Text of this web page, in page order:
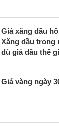
Giá xăng dầu
Xăng dầu trong
dù giá dầu thế
Giá vàng ngày